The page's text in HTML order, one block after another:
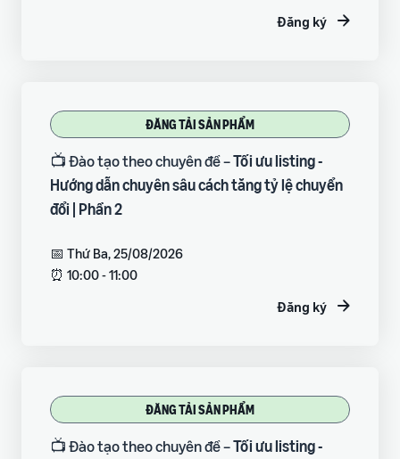
Đăng ký
ĐĂNG TẢI SẢN PHẨM
📺 Đào tạo theo chuyên đề –Tối ưu listing -
Hướng dẫn chuyên sâu cách tăng tỷ lệ chuyển
đổi | Phần 2
📅 Thứ Ba, 25/08/2026
⏰ 10:00 - 11:00
Đăng ký
ĐĂNG TẢI SẢN PHẨM
📺 Đào tạo theo chuyên đề –Tối ưu listing -